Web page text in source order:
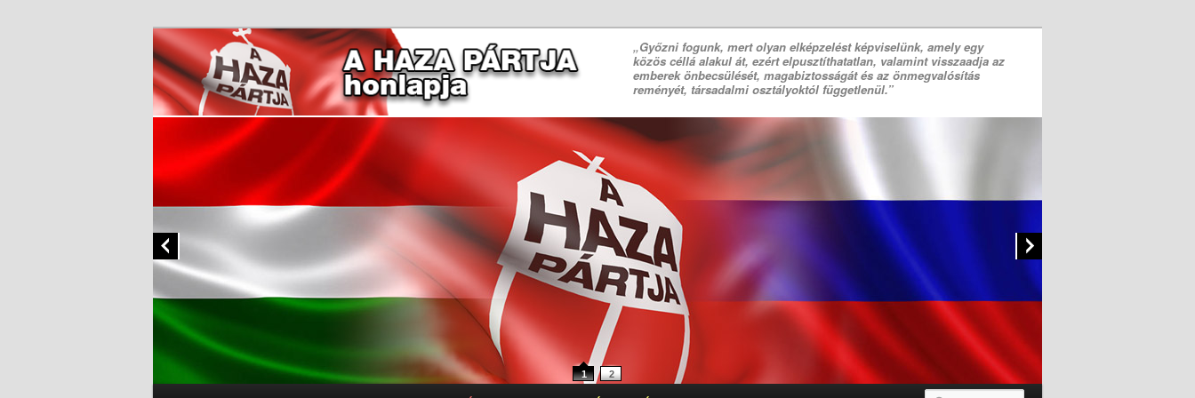
„Győzni fogunk, mert olyan elképzelést képviselünk, amely egy
közös céllá alakul át, ezért elpusztíthatatlan, valamint visszaadja az
emberek önbecsülését, magabiztosságát és az önmegvalósítás
reményét, társadalmi osztályoktól függetlenül.”
Támogasson minket, hogy végleg
felszámoljuk a magyar emberek
kifosztását, és felelősségre
vonjuk a kifosztókat!
A Haza Pártja
1 2